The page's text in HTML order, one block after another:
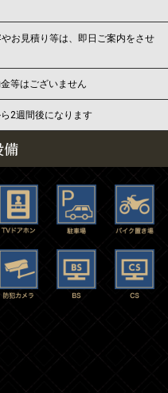
お見積り等は、即日ご案内をさせ
等はございません
2週間後になります
備